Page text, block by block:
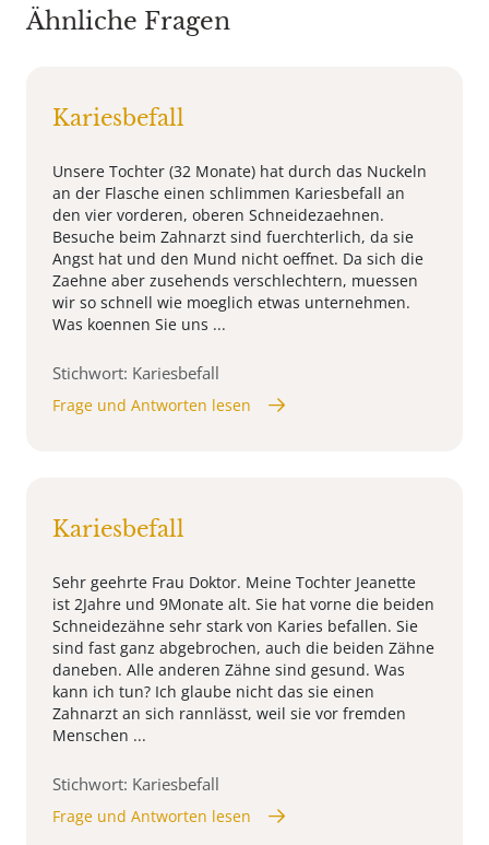
Ähnliche Fragen
Kariesbefall
Unsere Tochter (32 Monate) hat durch das Nuckeln
an der Flasche einen schlimmen Kariesbefall an
den vier vorderen, oberen Schneidezaehnen.
Besuche beim Zahnarzt sind fuerchterlich, da sie
Angst hat und den Mund nicht oeffnet. Da sich die
Zaehne aber zusehends verschlechtern, muessen
wir so schnell wie moeglich etwas unternehmen.
Was koennen Sie uns ...
Stichwort: Kariesbefall
Frage und Antworten lesen
Kariesbefall
Sehr geehrte Frau Doktor. Meine Tochter Jeanette
ist 2Jahre und 9Monate alt. Sie hat vorne die beiden
Schneidezähne sehr stark von Karies befallen. Sie
sind fast ganz abgebrochen, auch die beiden Zähne
daneben. Alle anderen Zähne sind gesund. Was
kann ich tun? Ich glaube nicht das sie einen
Zahnarzt an sich rannlässt, weil sie vor fremden
Menschen ...
Stichwort: Kariesbefall
Frage und Antworten lesen